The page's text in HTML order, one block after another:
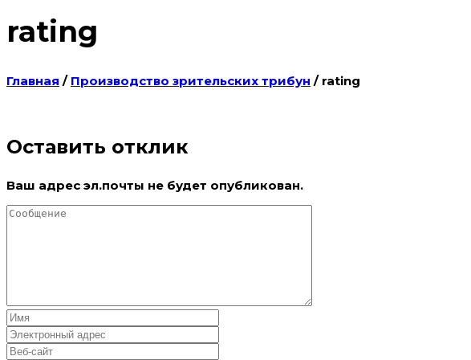
rating
Главная / Производство зрительских трибун / rating
Оставить отклик
Ваш адрес эл.почты не будет опубликован.